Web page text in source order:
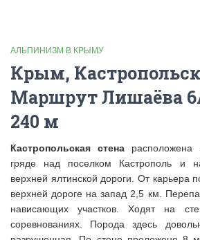
АЛЬПИНИЗМ В КРЫМУ
Крым,
Маршрут Лишаёва
240 м
Кастропольская стена расположена
гряде над поселком Кастрополь и
верхней ялтинской дороги. От карьера
верхней дороге на запад 2,5 км.
нависающих участков. Ходят на
соревнованиях. Порода здесь